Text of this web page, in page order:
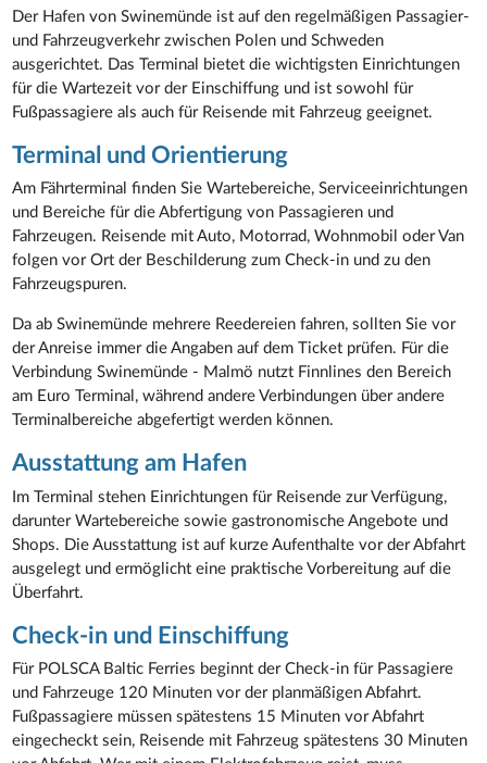
Der Hafen von Swinemünde ist auf den regelmäßigen Passagier-
und Fahrzeugverkehr zwischen Polen und Schweden
ausgerichtet. Das Terminal bietet die wichtigsten Einrichtungen
für die Wartezeit vor der Einschiffung und ist sowohl für
Fußpassagiere als auch für Reisende mit Fahrzeug geeignet.
Terminal und Orientierung
Am Fährterminal finden Sie Wartebereiche, Serviceeinrichtungen
und Bereiche für die Abfertigung von Passagieren und
Fahrzeugen. Reisende mit Auto, Motorrad, Wohnmobil oder Van
folgen vor Ort der Beschilderung zum Check-in und zu den
Fahrzeugspuren.
Da ab Swinemünde mehrere Reedereien fahren, sollten Sie vor
der Anreise immer die Angaben auf dem Ticket prüfen. Für die
Verbindung Swinemünde - Malmö nutzt Finnlines den Bereich
am Euro Terminal, während andere Verbindungen über andere
Terminalbereiche abgefertigt werden können.
Ausstattung am Hafen
Im Terminal stehen Einrichtungen für Reisende zur Verfügung,
darunter Wartebereiche sowie gastronomische Angebote und
Shops. Die Ausstattung ist auf kurze Aufenthalte vor der Abfahrt
ausgelegt und ermöglicht eine praktische Vorbereitung auf die
Überfahrt.
Check-in und Einschiffung
Für POLSCA Baltic Ferries beginnt der Check-in für Passagiere
und Fahrzeuge 120 Minuten vor der planmäßigen Abfahrt.
Fußpassagiere müssen spätestens 15 Minuten vor Abfahrt
eingecheckt sein, Reisende mit Fahrzeug spätestens 30 Minuten